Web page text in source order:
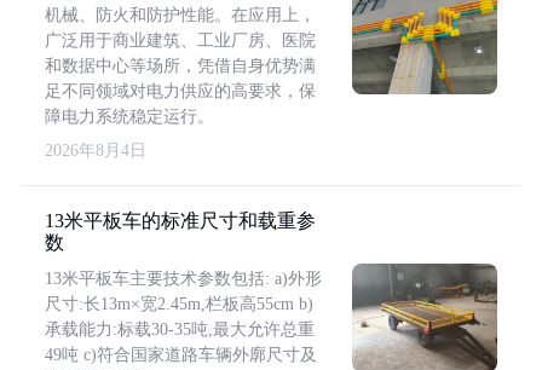
机械、防火和防护性能。在应用上，
广泛用于商业建筑、工业厂房、医院
和数据中心等场所，凭借自身优势满
足不同领域对电力供应的高要求，保
障电力系统稳定运行。
2026年8月4日
13米平板车的标准尺寸和载重参
数
13米平板车主要技术参数包括: a)外形
尺寸:长13m×宽2.45m,栏板高55cm b)
承载能力:标载30-35吨,最大允许总重
49吨 c)符合国家道路车辆外廓尺寸及